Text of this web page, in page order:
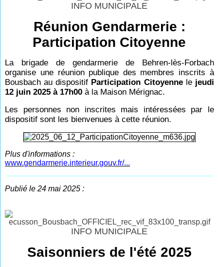
INFO MUNICIPALE
Réunion Gendarmerie :
Participation Citoyenne
La brigade de gendarmerie de Behren-lès-Forbach
organise une réunion publique des membres inscrits à
Bousbach au dispositif Participation Citoyennele jeudi
12 juin 2025 à 17h00 à la Maison Mérignac.
Les personnes non inscrites mais intéressées par le
dispositif sont les bienvenues à cette réunion.
Plus d'informations :
www.gendarmerie.interieur.gouv.fr/...
Publié le 24 mai 2025 :
INFO MUNICIPALE
Saisonniers de l'été 2025